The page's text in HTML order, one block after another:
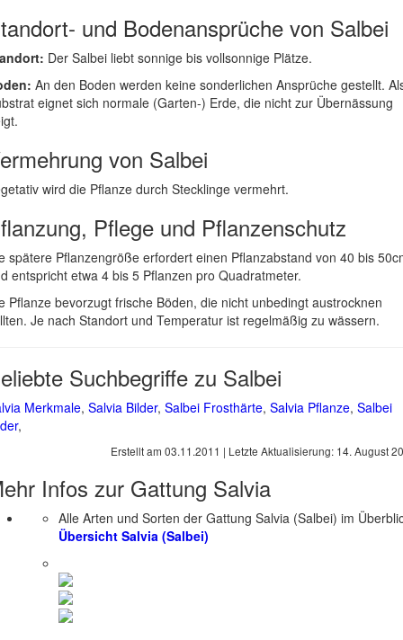
und Bodenansprüche von Salbei
Der Salbei liebt sonnige bis vollsonnige Plätze.
An den Boden werden keine sonderlichen Ansprüche gestellt.
eignet sich normale (Garten-) Erde, die nicht zur Übernässung
von Salbei
wird die Pflanze durch Stecklinge vermehrt.
Pflege und Pflanzenschutz
spätere Pflanzengröße erfordert einen Pflanzabstand von 40 bis
entspricht etwa 4 bis 5 Pflanzen pro Quadratmeter.
Pflanze bevorzugt frische Böden, die nicht unbedingt austrocknen
Je nach Standort und Temperatur ist regelmäßig zu wässern.
Suchbegriffe zu Salbei
Merkmale, Salvia Bilder, Salbei Frosthärte, Salvia Pflanze, Salbei
,
Erstellt am 03.11.2011 | Letzte Aktualisierung: 14. August
Infos zur Gattung Salvia
Alle Arten und Sorten der Gattung Salvia (Salbei) im
Übersicht Salvia (Salbei)